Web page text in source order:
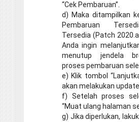
“Cek Pembaruan”.
d) Maka ditampilkan
Pembaruan
Tersedia (Patch
Anda ingin
menutup jendela
proses pembaruan
e) Klik tombol
akan melakukan
f) Setelah proses
“Muat ulang halaman
g) Jika diperlukan,